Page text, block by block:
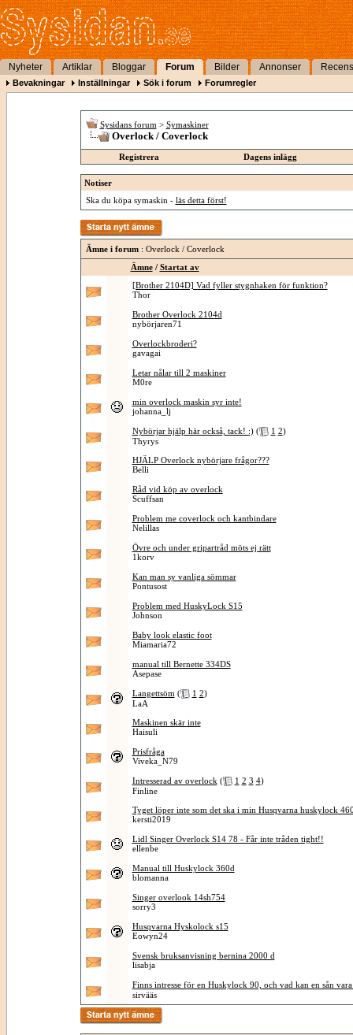
Nyheter Artiklar Bloggar Forum Bilder Annonser
Bevakningar Inställningar Sök i forum Forumregler
Sysidans forum > Symaskiner
Overlock / Coverlock
Registrera Dagens inlägg
Notiser
Ska du köpa symaskin - läs detta först!
Ämne i forum: Overlock / Coverlock
Ämne/ Startat av
[Brother 2104D] Vad fyller stygnhaken för funktion?
Thor
Brother Overlock 2104d
nybörjaren71
Overlockbroderi?
gavagai
Letar nålar till 2 maskiner
M0re
min overlock maskin syr inte!
johanna_lj
Nybörjar hjälp här också, tack! :) ( 1 2)
Thyrys
HJÄLP Overlock nybörjare frågor???
Belli
Råd vid köp av overlock
Scuffsan
Problem me coverlock och kantbindare
Nelillas
Övre och under gripartråd möts ej rätt
1korv
Kan man sy vanliga sömmar
Pontusost
Problem med HuskyLock S15
Johnson
Baby look elastic foot
Miamaria72
manual till Bernette 334DS
Asepase
Langettsöm ( 1 2)
LaA
Maskinen skär inte
Haisuli
Prisfråga
Viveka_N79
Intresserad av overlock ( 1 2 3 4)
Finline
Tyget löper inte som det ska i min Husqvarna huskylock
kersti2019
Lidl Singer Overlock S14 78 - Får inte tråden tight!!
ellenbe
Manual till Huskylock 360d
blomanna
Singer overlook 14sh754
sorry3
Husqvarna Hyskolock s15
Eowyn24
Svensk bruksanvisning bernina 2000 d
lisabja
Finns intresse för en Huskylock 90, och vad kan en sån
sirvääs